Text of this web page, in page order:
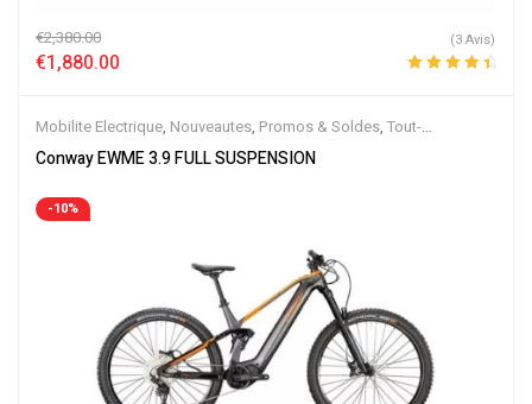
€2,380.00
€1,880.00
(3 Avis)
Mobilite Electrique, Nouveautes, Promos & Soldes, Tout-
Suspendus,Vélo électrique ville,Velos Electriques
Conway EWME 3.9 FULL SUSPENSION
-10%